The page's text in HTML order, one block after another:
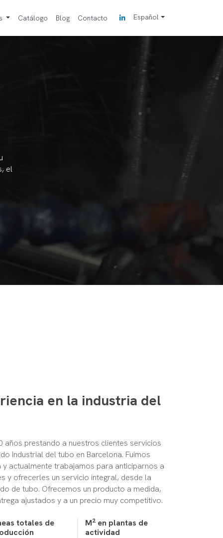
Catálogo Blog Contacto Español
el
en la industria del
años prestando a nuestros clientes servicios
industrial del tubo en Barcelona. Fuimos
actualmente trabajamos para anticiparnos a
y ofrecerles un servicio integral, desde la
de tubo. Ofrecemos un producto a medida,
ajustados y a un precio muy competitivo.
totales de
M2 en plantas de
actividad